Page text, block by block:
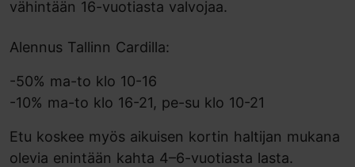
vähintään 16-vuotiasta valvojaa.
Alennus Tallinn Cardilla:
-50% ma-to klo 10-16
-10% ma-to klo 16-21, pe-su klo 10-21
Etu koskee myös aikuisen kortin haltijan mukana
olevia enintään kahta 4–6-vuotiasta lasta.